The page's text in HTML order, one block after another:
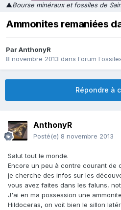
▲Bourse minéraux et fossiles de
Ammonites remaniées
ParAnthonyR
8 novembre 2013 dans Forum
Répondre à
AnthonyR
Posté(e) 8 novembre 2013
Salut tout le monde.
Encore un peu à contre courant de
je cherche des infos sur les
vous avez faites dans les faluns,
J'ai en ma possession une
Hildoceras, on voit bien le sillon